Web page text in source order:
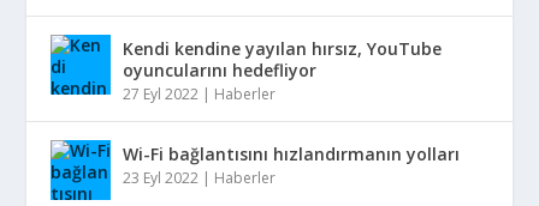
Kendi kendine yayılan hırsız, YouTube
oyuncularını hedefliyor
27 Eyl 2022 | Haberler
Wi-Fi bağlantısını hızlandırmanın yolları
23 Eyl 2022 | Haberler